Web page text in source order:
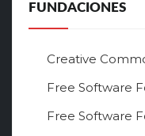
FUNDACIONES
Creative
Free Software
Free Software